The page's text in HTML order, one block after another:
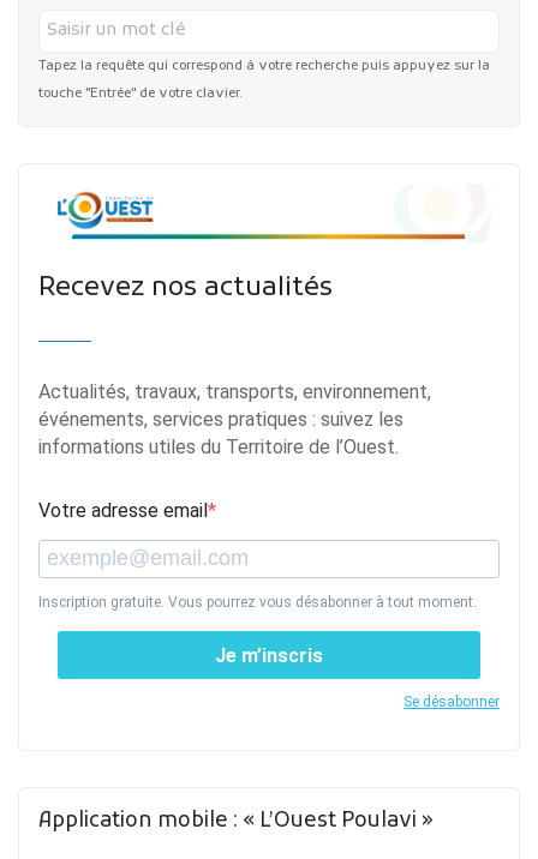
Tapez la requête qui correspond à votre recherche puis appuyez sur la
touche "Entrée" de votre clavier.
Recevez nos actualités
Actualités, travaux, transports, environnement,
événements, services pratiques : suivez les
informations utiles du Territoire de l’Ouest.
Votre adresse email
Inscription gratuite. Vous pourrez vous désabonner à tout moment.
Je m’inscris
Se désabonner
Application mobile : « L’Ouest Poulavi »